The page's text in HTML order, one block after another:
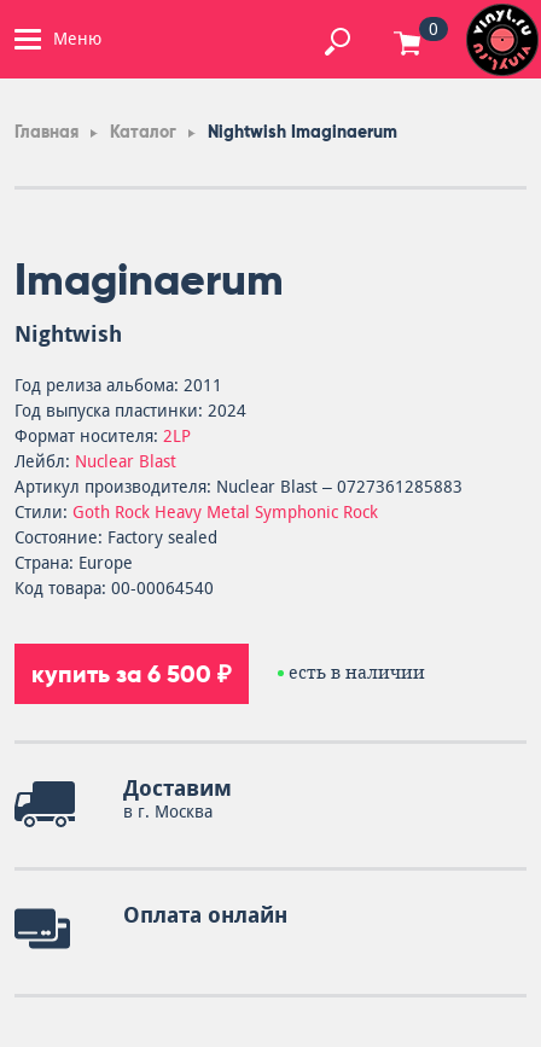
Меню 0
Главная Каталог Nightwish Imaginaerum
Imaginaerum
Nightwish
Год релиза альбома: 2011
Год выпуска пластинки: 2024
Формат носителя: 2LP
Лейбл: Nuclear Blast
Артикул производителя: Nuclear Blast – 0727361285883
Стили: Goth Rock Heavy Metal Symphonic Rock
Состояние: Factory sealed
Страна: Europe
Код товара: 00-00064540
купить за 6 500 ₽ есть в наличии
Доставим
в г. Москва
Оплата онлайн